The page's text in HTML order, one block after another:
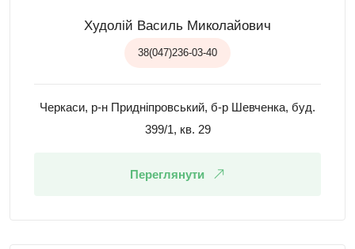
Худолій Василь Миколайович
38(047)236-03-40
Черкаси, р-н Придніпровський, б-р Шевченка, буд.
399/1, кв. 29
Переглянути